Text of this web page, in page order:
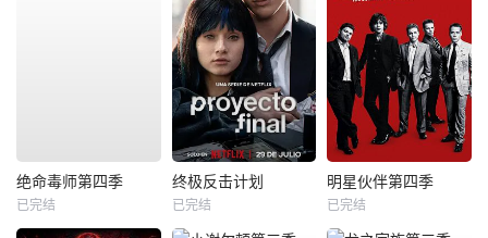
绝命毒师第四季
已完结
终极反击计划
已完结
明星伙伴第四季
已完结